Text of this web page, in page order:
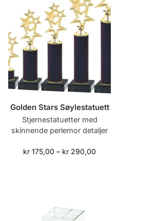
Golden Stars Søylestatuett
Stjernestatuetter med
skinnende perlemor detaljer
kr 175,00 – kr 290,00